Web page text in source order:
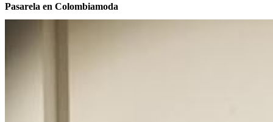
Pasarela en Colombiamoda